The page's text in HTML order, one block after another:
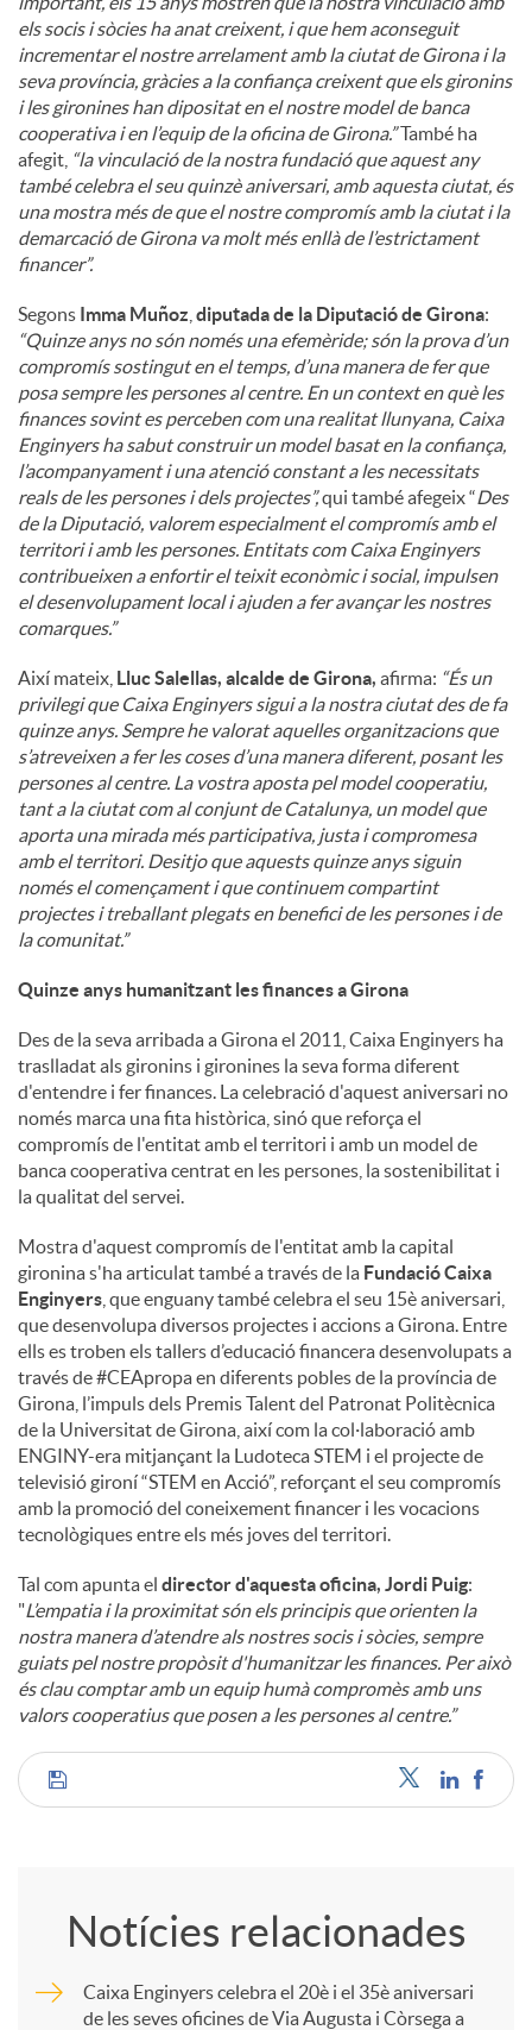
els socis i sòcies ha anat creixent, i que hem aconseguit
incrementar el nostre arrelament amb la ciutat de Girona i la
seva província, gràcies a la confiança creixent que els gironins
i les gironines han dipositat en el nostre model de banca
cooperativa i en l’equip de la oficina de Girona.”També ha
afegit, “la vinculació de la nostra fundació que aquest any
també celebra el seu quinzè aniversari, amb aquesta ciutat, és
una mostra més de que el nostre compromís amb la ciutat i la
demarcació de Girona va molt més enllà de l’estrictament
financer”.
Segons Imma Muñoz diputada de la Diputació de Girona:
“Quinze anys no són només una efemèride; són la prova d’un
compromís sostingut en el temps, d’una manera de fer que
posa sempre les persones al centre. En un context en què les
finances sovint es perceben com una realitat llunyana, Caixa
Enginyers ha sabut construir un model basat en la confiança,
l’acompanyament i una atenció constant a les necessitats
reals de les persones i dels projectes”,qui també afegeix “Des
de la Diputació, valorem especialment el compromís amb el
territori i amb les persones. Entitats com Caixa Enginyers
contribueixen a enfortir el teixit econòmic i social, impulsen
el desenvolupament local i ajuden a fer avançar les nostres
comarques.”
Així mateix, Lluc Salellas, alcalde de Girona, afirma: “És un
privilegi que Caixa Enginyers sigui a la nostra ciutat des de fa
quinze anys. Sempre he valorat aquelles organitzacions que
s’atreveixen a fer les coses d’una manera diferent, posant les
persones al centre. La vostra aposta pel model cooperatiu,
tant a la ciutat com al conjunt de Catalunya, un model que
aporta una mirada més participativa, justa i compromesa
amb el territori. Desitjo que aquests quinze anys siguin
només el començament i que continuem compartint
projectes i treballant plegats en benefici de les persones i de
la comunitat.”
Quinze anys humanitzant les finances a Girona
Des de la seva arribada a Girona el 2011, Caixa Enginyers ha
traslladat als gironins i gironines la seva forma diferent
d'entendre i fer finances. La celebració d'aquest aniversari no
només marca una fita històrica, sinó que reforça el
compromís de l'entitat amb el territori i amb un model de
banca cooperativa centrat en les persones, la sostenibilitat i
la qualitat del servei.
Mostra d'aquest compromís de l'entitat amb la capital
gironina s'ha articulat també a través de la Fundació Caixa
Enginyers , que enguany també celebra el seu 15è aniversari,
que desenvolupa diversos projectes i accions a Girona. Entre
ells es troben els tallers d’educació financera desenvolupats a
través de #CEApropa en diferents pobles de la província de
Girona, l’impuls dels Premis Talent del Patronat Politècnica
de la Universitat de Girona, així com la col·laboració amb
ENGINY-era mitjançant la Ludoteca STEM i el projecte de
televisió gironí “STEM en Acció”, reforçant el seu compromís
amb la promoció del coneixement financer i les vocacions
tecnològiques entre els més joves del territori.
Tal com apunta el director d'aquesta oficina, Jordi Puig:
"L’empatia i la proximitat són els principis que orienten la
nostra manera d’atendre als nostres socis i sòcies, sempre
guiats pel nostre propòsit d'humanitzar les finances. Per això
és clau comptar amb un equip humà compromès amb uns
valors cooperatius que posen a les persones al centre.”
C
Notícies relacionades
Caixa Enginyers celebra el 20è i el 35è aniversari
de les seves oficines de Via Augusta i Còrsega a